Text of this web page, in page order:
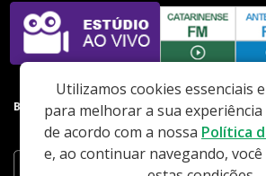
BAIXE NOSSO APP
Utilizamos cookies essenciais
para melhorar a sua
de acordo com a nossa Política
e, ao continuar navegando,